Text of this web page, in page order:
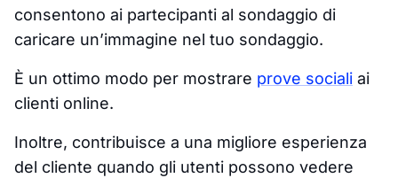
consentono ai partecipanti al sondaggio di
caricare un’immagine nel tuo sondaggio.
È un ottimo modo per mostrare prove sociali ai
clienti online.
Inoltre, contribuisce a una migliore esperienza
del cliente quando gli utenti possono vedere